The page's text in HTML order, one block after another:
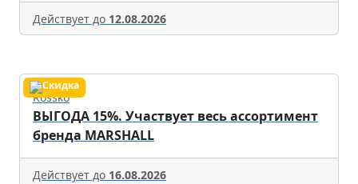
Действует до 12.08.2026
Rossko
ВЫГОДА 15%. Участвует весь ассортимент
бренда MARSHALL
Действует до 16.08.2026